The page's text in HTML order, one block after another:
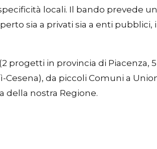
locali. Il bando prevede
sia a privati sia a enti pubblici,
progetti in provincia di Piacenza, 5
Cesena), da piccoli Comuni a
della nostra Regione.